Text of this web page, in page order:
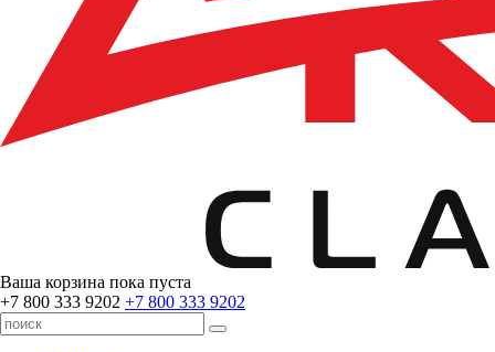
Ваша корзина пока пуста
+7 800 333 9202 +7 800 333 9202